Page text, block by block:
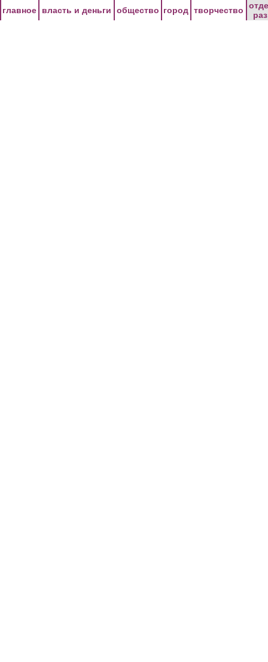
главное власть и деньги общество город творчество